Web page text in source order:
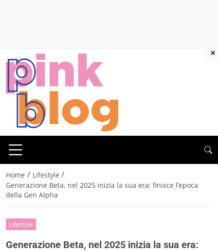
Home / Lifestyle /
Generazione Beta, nel 2025 inizia la sua era: finisce l’epoca
della Gen Alpha
Lifestyle
Generazione Beta, nel 2025 inizia la sua era:
×